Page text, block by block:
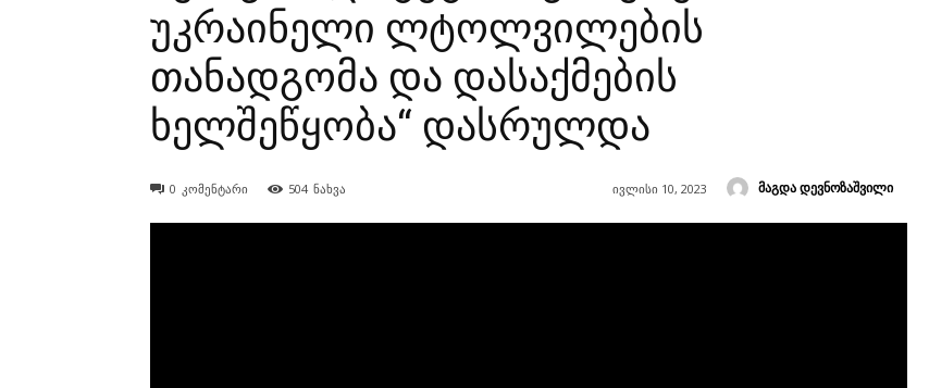
უკრაინელი ლტოლვილების
თანადგომა და დასაქმების
ხელშეწყობა“ დასრულდა
მაგდა დევნოზაშვილი
ივლისი 10, 2023
0 კომენტარი 504 ნახვა